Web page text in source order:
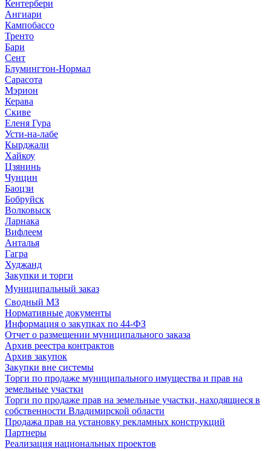
Кентербери
Ангиари
Кампобассо
Тренто
Бари
Сент
Блумингтон-Нормал
Сарасота
Мэрион
Керава
Скиве
Еленя Гура
Усти-на-лабе
Кырджали
Хайкоу
Цзянинь
Чунцин
Баоцзи
Бобруйск
Волковыск
Ларнака
Вифлеем
Анталья
Гагра
Худжанд
Закупки и торги
Муниципальный заказ
Сводный МЗ
Нормативные документы
Информация о закупках по 44-ФЗ
Отчет о размещении муниципального заказа
Архив реестра контрактов
Архив закупок
Закупки вне системы
Торги по продаже муниципального имущества и прав на
земельные участки
Торги по продаже прав на земельные участки, находящиеся в
собственности Владимирской области
Продажа прав на установку рекламных конструкций
Партнеры
Реализация национальных проектов